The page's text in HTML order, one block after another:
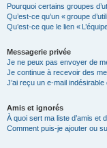
Pourquoi certains groupes
Qu’est-ce qu’un « groupe
Qu’est-ce que le lien «
Messagerie privée
Je ne peux pas envoyer de
Je continue à recevoir des
J’ai reçu un e-mail
Amis et ignorés
À quoi sert ma liste d’amis et
Comment puis-je ajouter ou